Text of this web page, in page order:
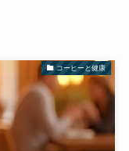
コーヒーと健康